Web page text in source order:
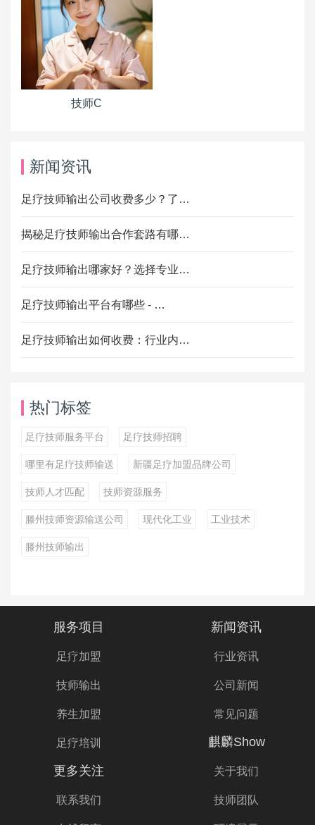
技师C
新闻资讯
足疗技师输出公司收费多少？了…
揭秘足疗技师输出合作套路有哪…
足疗技师输出哪家好？选择专业…
足疗技师输出平台有哪些 - …
足疗技师输出如何收费：行业内…
热门标签
足疗技师服务平台 足疗技师招聘
哪里有足疗技师输送 新疆足疗加盟品牌公司
技师人才匹配 技师资源服务
滕州技师资源输送公司 现代化工业 工业技术
滕州技师输出
服务项目
足疗加盟
技师输出
养生加盟
足疗培训
新闻资讯
行业资讯
公司新闻
常见问题
麒麟Show
关于我们
技师团队
更多关注
联系我们